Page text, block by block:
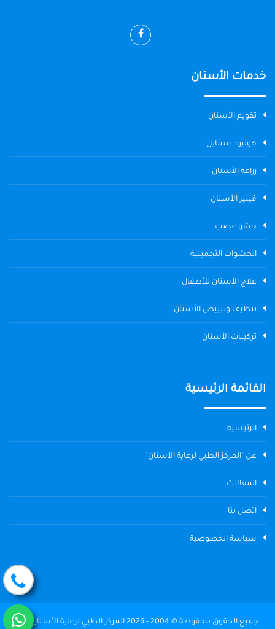
خدمات الأسنان
تقويم الأسنان
هوليود سمايل
زراعة الأسنان
ڤينير الأسنان
حشو عصب
الحشوات التجميلية
علاج الأسنان للأطفال
تنظيف وتبييض الأسنان
تركيبات الأسنان
القائمة الرئيسية
الرئيسية
عن "المركز الطبي لرعاية الأسنان"
المقالات
اتصل بنا
سياسة الخصوصية
جميع الحقوق محفوظة © 2004 - 2026 المركز الطبي لرعاية الأسنان The